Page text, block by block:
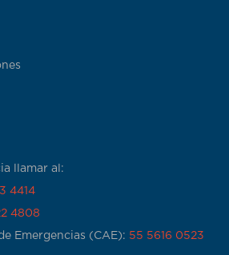
llamar al:
4414
4808
Emergencias (CAE): 55 5616 0523